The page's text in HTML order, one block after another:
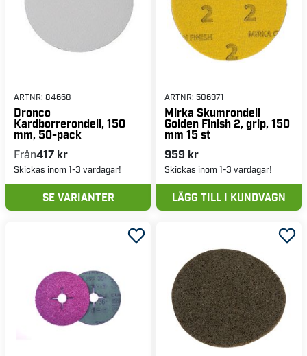
ARTNR: 84668
Dronco
Kardborrerondell, 150
mm, 50-pack
Från417 kr
Skickas inom 1-3 vardagar!
SE VARIANTER
ARTNR: 506971
Mirka Skumrondell
Golden Finish 2, grip, 150
mm 15 st
959 kr
Skickas inom 1-3 vardagar!
LÄGG TILL I KUNDVAGN